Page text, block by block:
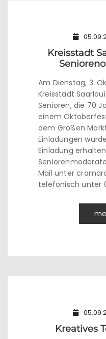
Kreisstadt
Am Dienstag, 3.
Kreisstadt
Senioren, die 70
einem
dem Großen
Einladungen
Einladung
Mail unter
telefonisch unter
Kreatives